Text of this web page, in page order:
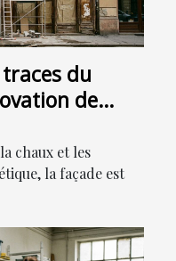
du
de
chaux et les
la façade est